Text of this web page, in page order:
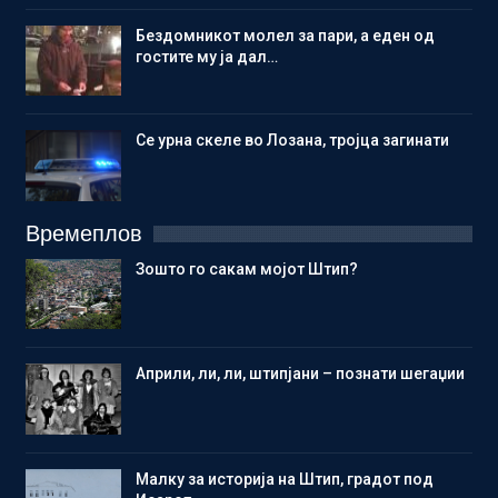
Бездомникот молел за пари, а еден од
гостите му ја дал…
Се урна скеле во Лозана, тројца загинати
Времеплов
Зошто го сакам мојот Штип?
Aприли, ли, ли, штипјани – познати шегаџии
Малку за историја на Штип, градот под